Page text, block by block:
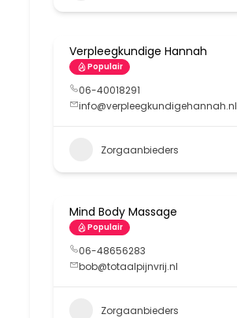
Verpleegkundige Hannah
Populair
06-40018291
info@verpleegkundigehannah.nl
Zorgaanbieders
Mind Body Massage
Populair
06-48656283
bob@totaalpijnvrij.nl
Zorgaanbieders